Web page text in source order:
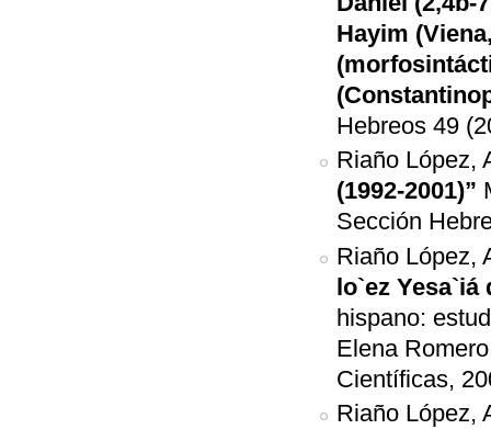
Hayim
Hebreos 49
Riaño López,
(1992-2001)”
Sección
Riaño López,
lo`ez Yesa`iá
hispano:
Elena
Científicas,
Riaño López,